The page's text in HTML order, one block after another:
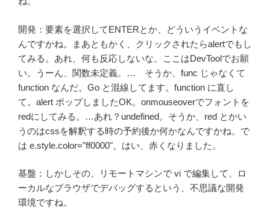
開発：要素を選択してENTERとか、どういうイベントな
んですかね。まあともかく、クリックされたらalertでもし
てみる。あれ、何も反応しないな。ここはDevToolでお願
い。うーん、関数未定義。… そうか、func じゃなくて
function なんだ。Go と混線してます。function に直し
て。alert ポップしましたOK。onmouseoverでフォントを
redにしてみる。…あれ？undefined。そうか、red とかい
うのはcssを解釈する時の予約後か何かなんですかね。で
は e.style.color="ff0000"。はい、赤くなりました。
基盤：しかしその、リモートマシンで vi で編集して、ロ
ーカルなブラウザでデバッグするという、不思議な開発
環境ですね。